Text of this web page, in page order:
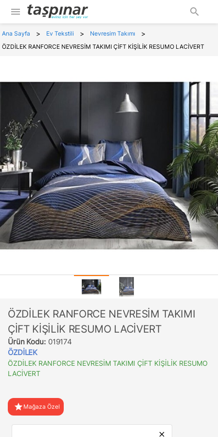
menu search
Ana Sayfa > Ev Tekstili > Nevresim Takımı >
ÖZDİLEK RANFORCE NEVRESİM TAKIMI ÇİFT KİŞİLİK RESUMO LACİVERT
ÖZDİLEK RANFORCE NEVRESİM TAKIMI
ÇİFT KİŞİLİK RESUMO LACİVERT
Ürün Kodu: 019174
ÖZDİLEK
ÖZDİLEK RANFORCE NEVRESİM TAKIMI ÇİFT KİŞİLİK RESUMO
LACİVERT
star Mağaza Özel
close